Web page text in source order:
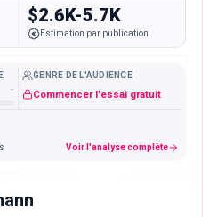
$2.6K-5.7K
Estimation par publication
-
GENRE DE L'AUDIENCE
Commencer l'essai gratuit
Voir l'analyse complète